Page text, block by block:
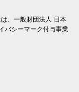
、一般財団法人 日本
バシーマーク付与事業